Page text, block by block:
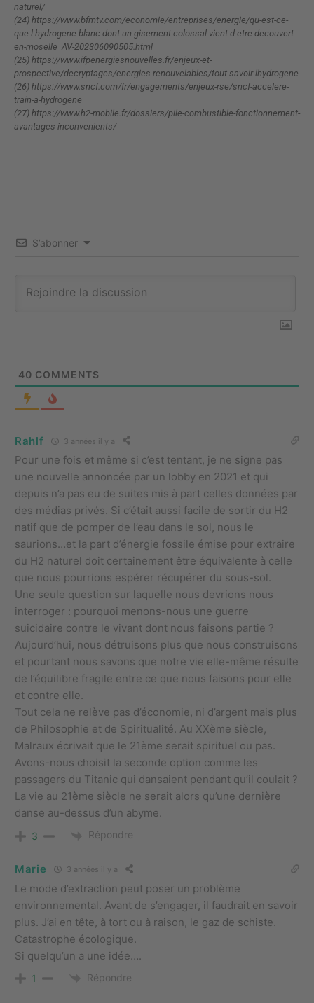
naturel/
(24) https://www.bfmtv.com/economie/entreprises/energie/qu-est-ce-
que-l-hydrogene-blanc-dont-un-gisement-colossal-vient-d-etre-decouvert-
en-moselle_AV-202306090505.html
(25) https://www.ifpenergiesnouvelles.fr/enjeux-et-
prospective/decryptages/energies-renouvelables/tout-savoir-lhydrogene
(26) https://www.sncf.com/fr/engagements/enjeux-rse/sncf-accelere-
train-a-hydrogene
(27) https://www.h2-mobile.fr/dossiers/pile-combustible-fonctionnement-
avantages-inconvenients/
S’abonner
40 COMMENTS
Rahlf 3 années il y a
Pour une fois et même si c’est tentant, je ne signe pas
une nouvelle annoncée par un lobby en 2021 et qui
depuis n’a pas eu de suites mis à part celles données par
des médias privés. Si c’était aussi facile de sortir du H2
natif que de pomper de l’eau dans le sol, nous le
saurions…et la part d’énergie fossile émise pour extraire
du H2 naturel doit certainement être équivalente à celle
que nous pourrions espérer récupérer du sous-sol.
Une seule question sur laquelle nous devrions nous
interroger : pourquoi menons-nous une guerre
suicidaire contre le vivant dont nous faisons partie ?
Aujourd’hui, nous détruisons plus que nous construisons
et pourtant nous savons que notre vie elle-même résulte
de l’équilibre fragile entre ce que nous faisons pour elle
et contre elle.
Tout cela ne relève pas d’économie, ni d’argent mais plus
de Philosophie et de Spiritualité. Au XXème siècle,
Malraux écrivait que le 21ème serait spirituel ou pas.
Avons-nous choisit la seconde option comme les
passagers du Titanic qui dansaient pendant qu’il coulait ?
La vie au 21ème siècle ne serait alors qu’une dernière
danse au-dessus d’un abyme.
3 Répondre
Marie 3 années il y a
Le mode d’extraction peut poser un problème
environnemental. Avant de s’engager, il faudrait en savoir
plus. J’ai en tête, à tort ou à raison, le gaz de schiste.
Catastrophe écologique.
Si quelqu’un a une idée….
1 Répondre